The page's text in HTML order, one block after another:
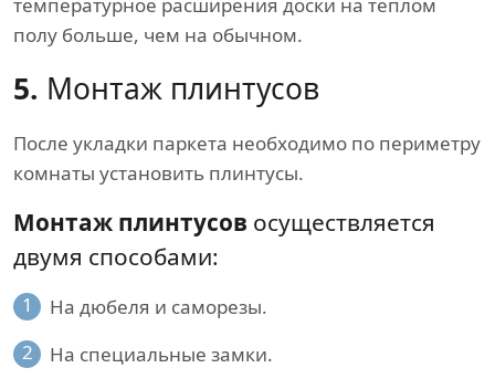
температурное расширения доски на теплом
полу больше, чем на обычном.
5. Монтаж плинтусов
После укладки паркета необходимо по периметру
комнаты установить плинтусы.
Монтаж плинтусов осуществляется
двумя способами:
1
На дюбеля и саморезы.
2
На специальные замки.